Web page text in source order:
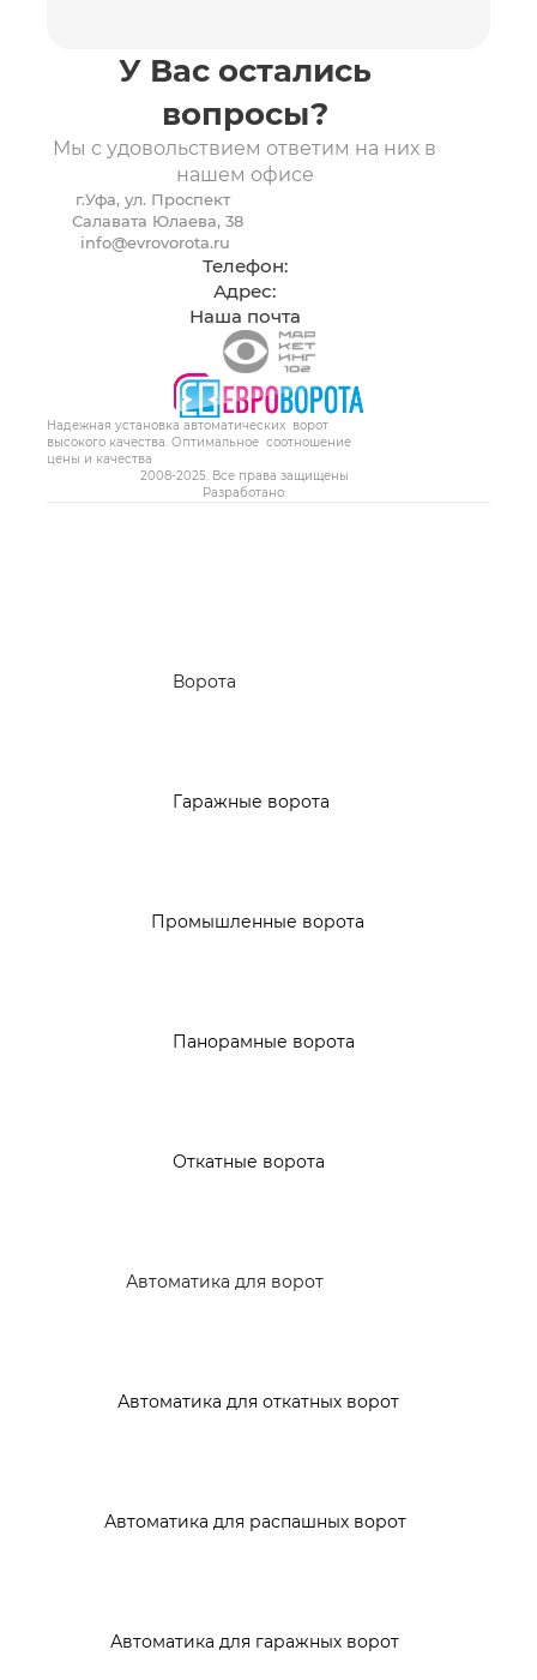
ВЫЗВАТЬ ЗАМЕРЩИКА
Положение
обработку персональных данных.
У Вас остались
вопросы?
Мы с удовольствием ответим на них в
нашем офисе
г.Уфа, ул. Проспект
Салавата Юлаева, 38
info@evrovorota.ru
Телефон:
Адрес:
Наша почта
Надежная установка автоматических ворот
высокого качества. Оптимальное соотношение
цены и качества
2008-2025. Все права защищены
Разработано:
Ворота
Гаражные ворота
Промышленные ворота
Панорамные ворота
Откатные ворота
Автоматика для ворот
Автоматика для откатных ворот
Автоматика для распашных ворот
Автоматика для гаражных ворот